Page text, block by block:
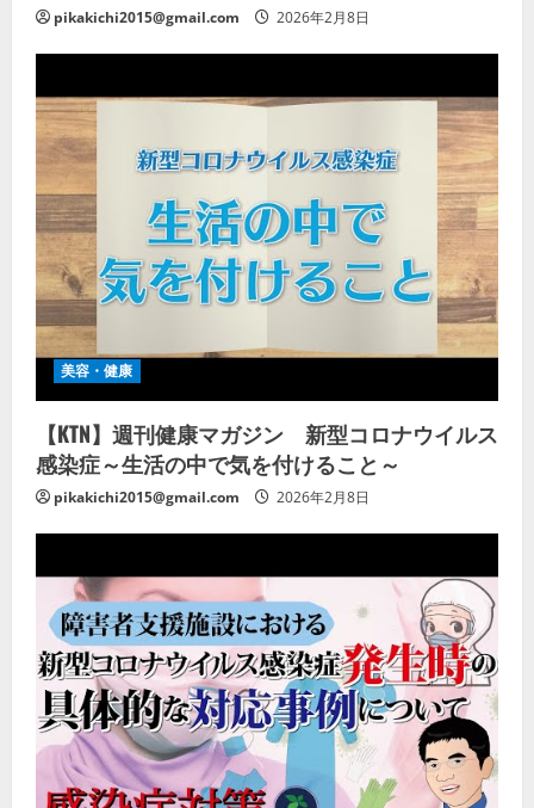
pikakichi2015@gmail.com 2026年2月8日
美容・健康
【KTN】週刊健康マガジン 新型コロナウイルス
感染症～生活の中で気を付けること～
pikakichi2015@gmail.com 2026年2月8日